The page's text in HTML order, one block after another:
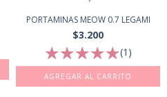
PORTAMINAS MEOW 0.7 LEGAMI
$3.200
(1)